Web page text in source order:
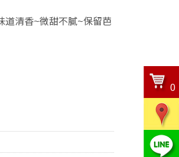
0
道清香~微甜不膩~保留芭